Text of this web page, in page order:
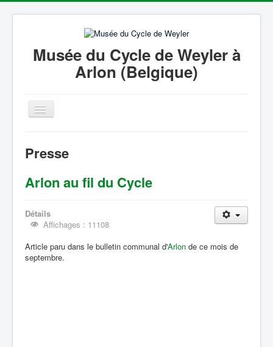
Musée du Cycle de Weyler à
Arlon (Belgique)
Basculer
la
Philippe Tibesar
Histoire du vélo
Coin Presse
Liens
Informations
Presse
Arlon au fil du Cycle
Détails
Affichages : 11108
Article paru dans le bulletin communal d'Arlon de ce mois de
septembre.